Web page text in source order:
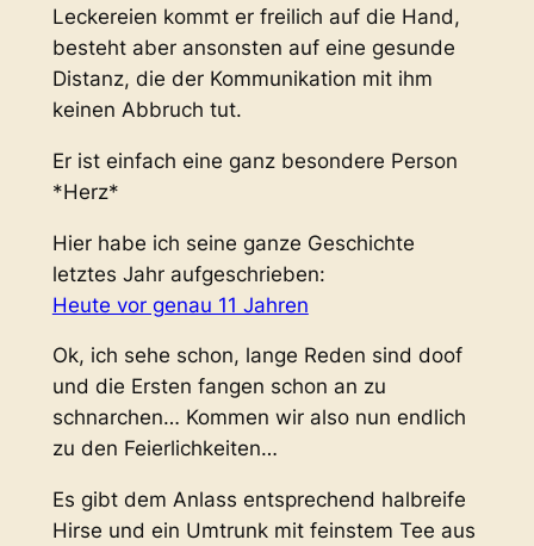
Leckereien kommt er freilich auf die Hand,
besteht aber ansonsten auf eine gesunde
Distanz, die der Kommunikation mit ihm
keinen Abbruch tut.
Er ist einfach eine ganz besondere Person
*Herz*
Hier habe ich seine ganze Geschichte
letztes Jahr aufgeschrieben:
Heute vor genau 11 Jahren
Ok, ich sehe schon, lange Reden sind doof
und die Ersten fangen schon an zu
schnarchen… Kommen wir also nun endlich
zu den Feierlichkeiten…
Es gibt dem Anlass entsprechend halbreife
Hirse und ein Umtrunk mit feinstem Tee aus